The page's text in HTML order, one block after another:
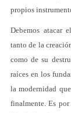
propios
Debemos atacar
tanto de la
como de su
raíces en los
la modernidad
finalmente. Es